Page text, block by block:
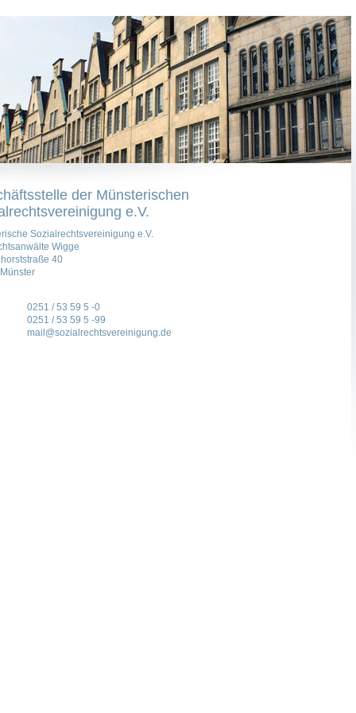
der Münsterischen
e.V.
Sozialrechtsvereinigung e.V.
Wigge
40
0251 / 53 59 5 -0
0251 / 53 59 5 -99
mail@sozialrechtsvereinigung.de